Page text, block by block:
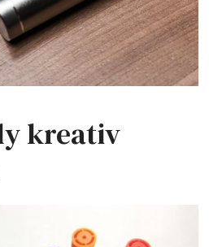
kreativ